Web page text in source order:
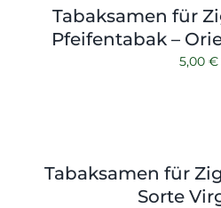
Tabaksamen für
Pfeifentabak –
5,00 €
Tabaksamen für
Sorte